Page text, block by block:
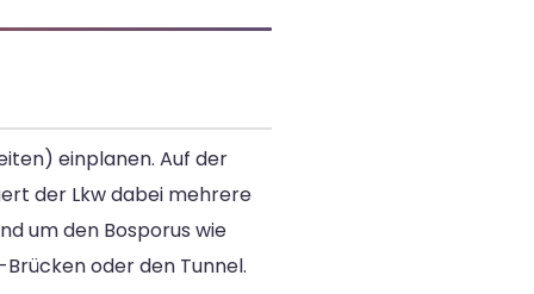
einplanen. Auf der
der Lkw dabei mehrere
um den Bosporus wie
oder den Tunnel.